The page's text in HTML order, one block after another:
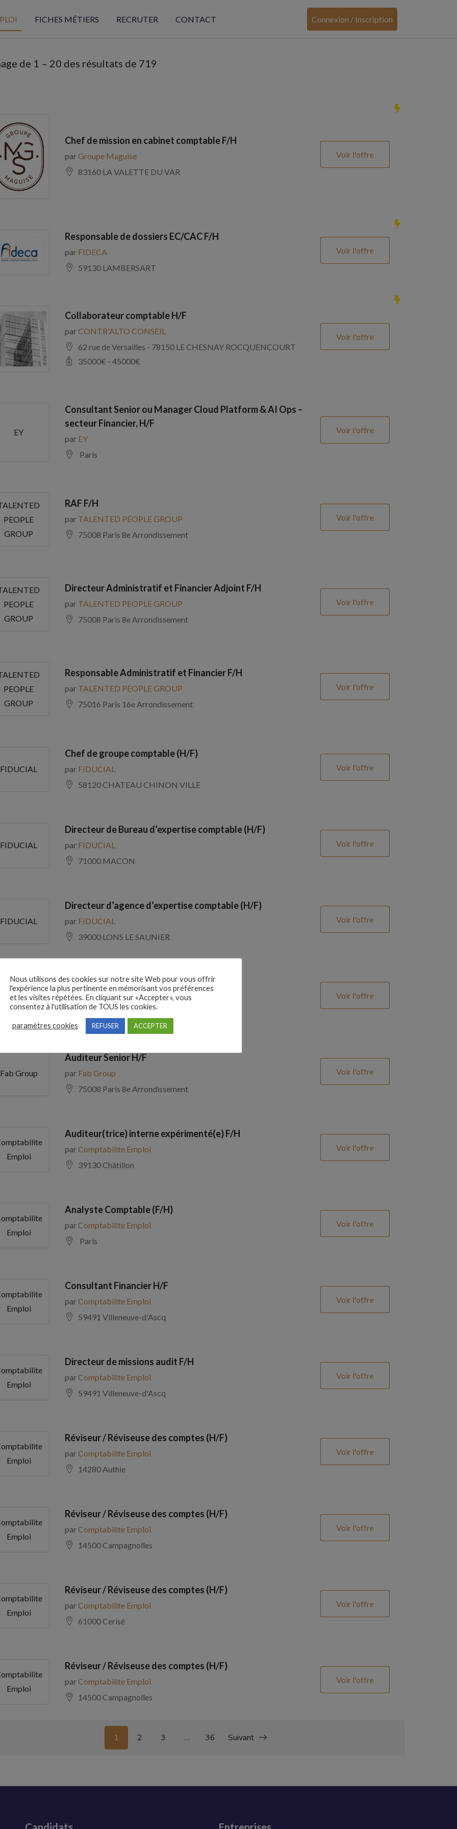
FICHES MÉTIERS RECRUTER CONTACT Connexion / Inscription
de 1 – 20 des résultats de 719
Chef de mission en cabinet comptable F/H
parGroupe Maguise
83160 LA VALETTE DU VAR
Voir l'offre
Responsable de dossiers EC/CAC F/H
par FIDECA
59130 LAMBERSART
Voir l'offre
Collaborateur comptable H/F
parCONTR'ALTO CONSEIL
62 rue de Versailles - 78150 LE CHESNAY ROCQUENCOURT
35000€ - 45000€
Voir l'offre
EY
Consultant Senior ou Manager Cloud Platform & AI Ops –
secteur Financier, H/F
par EY
Paris
Voir l'offre
PEOPLE
GROUP
RAF F/H
par TALENTED PEOPLE GROUP
75008 Paris 8e Arrondissement
Voir l'offre
PEOPLE
GROUP
Directeur Administratif et Financier Adjoint F/H
par TALENTED PEOPLE GROUP
75008 Paris 8e Arrondissement
Voir l'offre
PEOPLE
GROUP
Responsable Administratif et Financier F/H
par TALENTED PEOPLE GROUP
75016 Paris 16e Arrondissement
Voir l'offre
FIDUCIAL
Chef de groupe comptable (H/F)
par FIDUCIAL
58120 CHATEAU CHINON VILLE
Voir l'offre
FIDUCIAL
Directeur de Bureau d’expertise comptable (H/F)
par FIDUCIAL
71000 MACON
Voir l'offre
FIDUCIAL
Directeur d’agence d’expertise comptable (H/F)
par FIDUCIAL
39000 LONS LE SAUNIER
Voir l'offre
ADECCO
Comptable Fournisseurs H/F
parADECCO
69100 Villeurbanne
Voir l'offre
Fab Group
Auditeur Senior H/F
par Fab Group
75008 Paris 8e Arrondissement
Voir l'offre
Emploi
Auditeur(trice) interne expérimenté(e) F/H
parComptabilite Emploi
39130 Châtillon
Voir l'offre
Emploi
Analyste Comptable (F/H)
parComptabilite Emploi
Paris
Voir l'offre
Emploi
Consultant Financier H/F
parComptabilite Emploi
59491 Villeneuve-d'Ascq
Voir l'offre
Emploi
Directeur de missions audit F/H
parComptabilite Emploi
59491 Villeneuve-d'Ascq
Voir l'offre
Emploi
Réviseur / Réviseuse des comptes (H/F)
parComptabilite Emploi
14280 Authie
Voir l'offre
Emploi
Réviseur / Réviseuse des comptes (H/F)
parComptabilite Emploi
14500 Campagnolles
Voir l'offre
Emploi
Réviseur / Réviseuse des comptes (H/F)
parComptabilite Emploi
61000 Cerisé
Voir l'offre
Emploi
Réviseur / Réviseuse des comptes (H/F)
parComptabilite Emploi
14500 Campagnolles
Voir l'offre
1 2 3 … 36 Suivant
Nous utilisons des cookies sur notre site Web pour vous offrir
l'expérience la plus pertinente en mémorisant vos préférences
et les visites répétées. En cliquant sur «Accepter», vous
consentez à l'utilisation de TOUS les cookies.
paramètres cookies REFUSER ACCEPTER